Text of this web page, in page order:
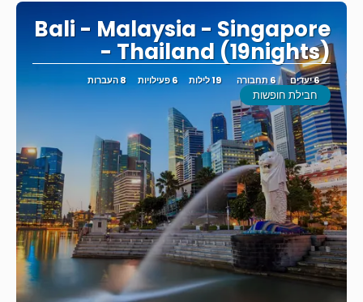
Bali - Malaysia - Singapore
- Thailand (19nights)
6 יעדים 6 תחבורה 19 לילות 6 פעילויות 8 העברות
חבילת חופשות